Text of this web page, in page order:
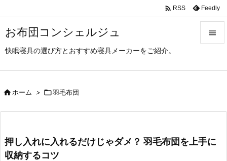
お布団コンシェルジュ
快眠寝具の選び方とおすすめ寝具メーカーをご紹介。

次へ
 RSS Feedly
ホーム > 羽毛布団
押し入れに入れるだけじゃダメ？ 羽毛布団を上手に
収納するコツ